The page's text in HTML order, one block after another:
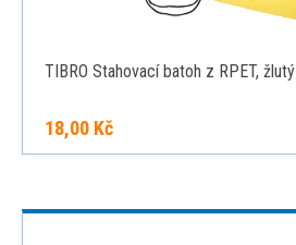
TIBRO Stahovací batoh z RPET, žlutý
18,00 Kč